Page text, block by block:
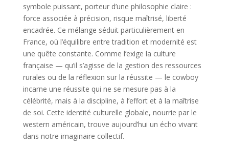
symbole puissant, porteur d’une philosophie claire :
force associée à précision, risque maîtrisé, liberté
encadrée. Ce mélange séduit particulièrement en
France, où l’équilibre entre tradition et modernité est
une quête constante. Comme l’exige la culture
française — qu’il s’agisse de la gestion des ressources
rurales ou de la réflexion sur la réussite — le cowboy
incarne une réussite qui ne se mesure pas à la
célébrité, mais à la discipline, à l’effort et à la maîtrise
de soi. Cette identité culturelle globale, nourrie par le
western américain, trouve aujourd’hui un écho vivant
dans notre imaginaire collectif.